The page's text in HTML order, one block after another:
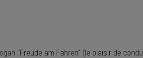
"Freude am Fahren" (le plaisir de